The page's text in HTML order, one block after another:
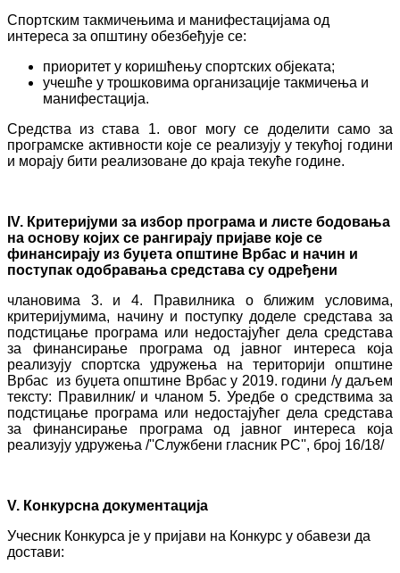
Спортским такмичењима и манифестацијама од
интереса за општину обезбеђује се:
приоритет у коришћењу спортских објеката;
учешће у трошковима организације такмичења и
манифестација.
Средства из става 1. овог могу се доделити само за
програмске активности које се реализују у текућој години
и морају бити реализоване до краја текуће године.
IV. Критеријуми за избор програма и листе бодовања
на основу којих се рангирају пријаве које се
финансирају из буџета општине Врбас и начин и
поступак одобравања средстава су одређени
члановима 3. и 4. Правилника о ближим условима,
критеријумима, начину и поступку доделе средстава за
подстицање програма или недостајућег дела средстава
за финансирање програма од јавног интереса која
реализују спортска удружења на територији општине
Врбас из буџета општине Врбас у 2019. години /у даљем
тексту: Правилник/ и чланом 5. Уредбе о средствима за
подстицање програма или недостајућег дела средстава
за финансирање програма од јавног интереса која
реализују удружења /''Службени гласник РС'', број 16/18/
V. Конкурсна документација
Учесник Конкурса је у пријави на Конкурс у обавези да
достави: